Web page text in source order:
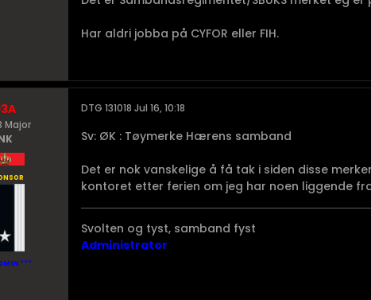
Har aldri jobba på CYFOR eller FIH.
Major
***
DTG 131018 Jul 16, 10:18
Sv: ØK : Tøymerke Hærens samband
Det er nok vanskelige å få tak i siden disse
kontoret etter ferien om jeg har noen liggende
Svolten og tyst, samband fyst
Administrator